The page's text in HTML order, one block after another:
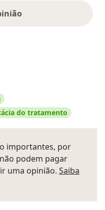
do tratamento
importantes, por
podem pagar
uma opinião. Saiba